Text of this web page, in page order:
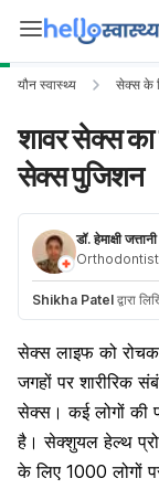
यौन स्वास्थ्य सेक्स के
शावर सेक्स का
सेक्स पुजिशन
डॉ. हेमाक्षी जत्तानी
Orthodontist
Shikha Patel द्वारा
सेक्स लाइफ को
जगहों परशारीरिक
सेक्स। कई लोगों की
है। सेक्शुयल हेल्थ
के लिए 1000 लोगों